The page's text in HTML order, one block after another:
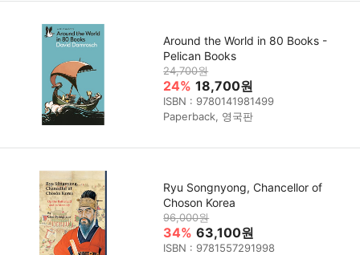
Around the World in 80 Books -
Pelican Books
24,700원
24% 18,700원
ISBN : 9780141981499
Paperback, 영국판
Ryu Songnyong, Chancellor of
Choson Korea
96,000원
34% 63,100원
ISBN : 9781557291998